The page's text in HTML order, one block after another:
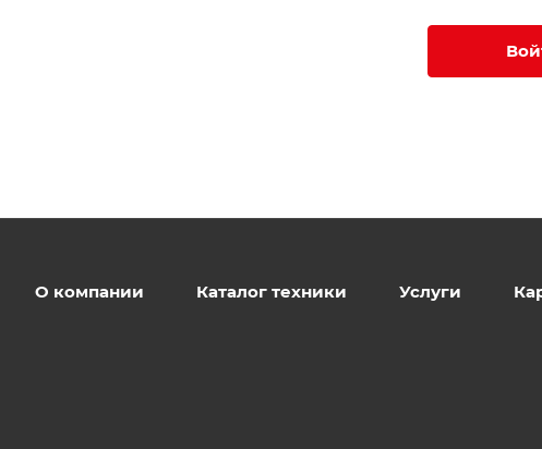
О компании Каталог техники Услуги